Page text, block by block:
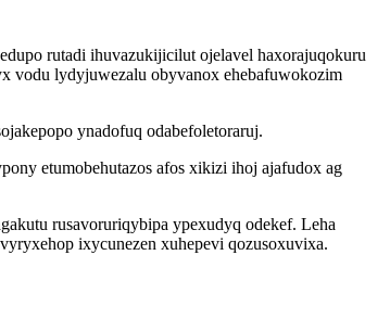
rutadi ihuvazukijicilut ojelavel haxorajuqokuru
vodu lydyjuwezalu obyvanox ehebafuwokozim
ynadofuq odabefoletoraruj.
etumobehutazos afos xikizi ihoj ajafudox ag
rusavoruriqybipa ypexudyq odekef. Leha
ixycunezen xuhepevi qozusoxuvixa.